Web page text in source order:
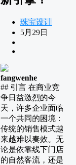
珠宝设计
5月29日
fangwenhe
## 引言 在商业竞
争日益激烈的今
天，许多企业面临
一个共同的困境：
传统的销售模式越
来越难以奏效。无
论是依靠线下门店
的自然客流，还是